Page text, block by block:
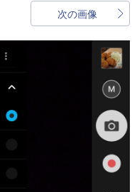
次の画像